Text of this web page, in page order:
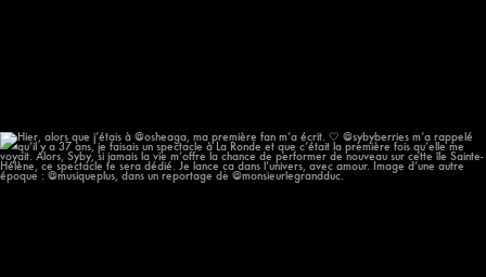
Hier, alors que j’étais à @osheaga, ma première...